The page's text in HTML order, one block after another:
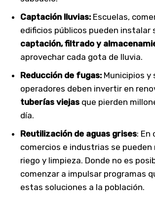
Captación lluvias: Escuelas,
edificios públicos pueden instalar
captación, filtrado y
aprovechar cada gota de lluvia.
Reducción de fugas: Municipios y
operadores deben invertir en
tuberías viejas que pierden
día.
Reutilización de aguas grises: En
comercios e industrias se
riego y limpieza. Donde no es
comenzar a impulsar programas
estas soluciones a la población.